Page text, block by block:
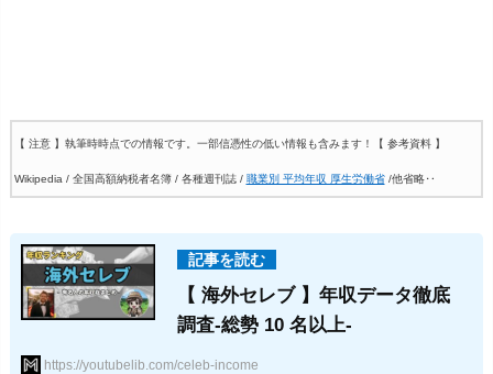
【 注意 】執筆時時点での情報です。一部信憑性の低い情報も含みます！ 【 参考資料 】
Wikipedia / 全国高額納税者名簿 / 各種週刊誌 / 職業別 平均年収 厚生労働省/他省略‥
【 海外セレブ 】年収データ徹底
調査-総勢 10 名以上-
https://youtubelib.com/celeb-income